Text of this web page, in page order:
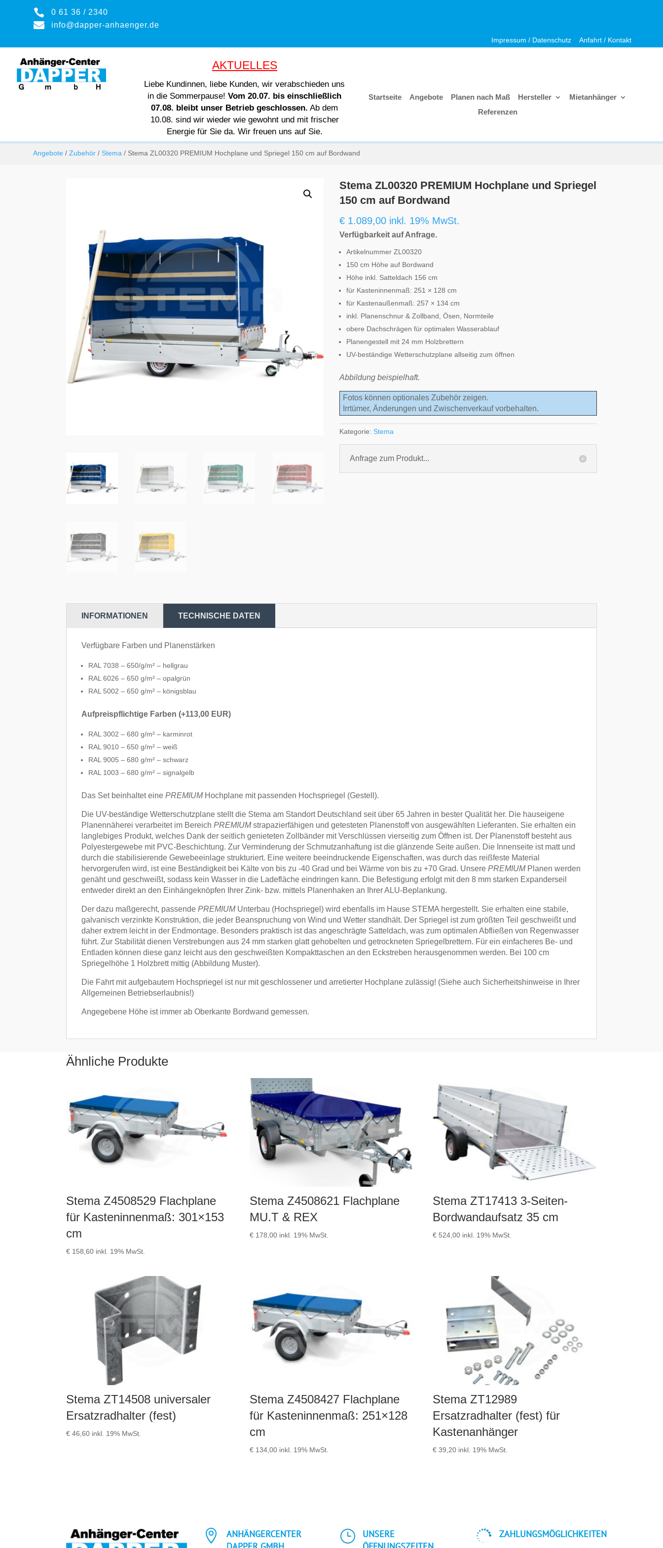
 0 61 36 / 2340
 info@dapper-anhaenger.de
Impressum / Datenschutz Anfahrt / Kontakt
AKTUELLES
Liebe Kundinnen, liebe Kunden, wir verabschieden uns
in die Sommerpause!Vom 20.07. bis einschließlich
07.08. bleibt unser Betrieb geschlossen. Ab dem
10.08. sind wir wieder wie gewohnt und mit frischer
Energie für Sie da. Wir freuen uns auf Sie.
Startseite Angebote Planen nach Maß Hersteller
Mietanhänger
Referenzen
Angebote /Zubehör /Stema / Stema ZL00320 PREMIUM Hochplane und Spriegel 150 cm auf Bordwand
Stema ZL00320 PREMIUM Hochplane und Spriegel
150 cm auf Bordwand
€ 1.089,00 inkl. 19% MwSt.
Verfügbarkeit auf Anfrage.
Artikelnummer ZL00320
150 cm Höhe auf Bordwand
Höhe inkl. Satteldach 156 cm
für Kasteninnenmaß: 251 × 128 cm
für Kastenaußenmaß: 257 × 134 cm
inkl. Planenschnur & Zollband, Ösen, Normteile
obere Dachschrägen für optimalen Wasserablauf
Planengestell mit 24 mm Holzbrettern
UV-beständige Wetterschutzplane allseitig zum öffnen
Abbildung beispielhaft.
Fotos können optionales Zubehör zeigen.
Irrtümer, Änderungen und Zwischenverkauf vorbehalten.
Kategorie:Stema
Anfrage zum Produkt...
INFORMATIONEN TECHNISCHE DATEN
Verfügbare Farben und Planenstärken
RAL 7038 – 650/g/m² – hellgrau
RAL 6026 – 650 g/m² – opalgrün
RAL 5002 – 650 g/m² – königsblau
Aufpreispflichtige Farben (+113,00 EUR)
RAL 3002 – 680 g/m² – karminrot
RAL 9010 – 650 g/m² – weiß
RAL 9005 – 680 g/m² – schwarz
RAL 1003 – 680 g/m² – signalgelb
Das Set beinhaltet einePREMIUM Hochplane mit passenden Hochspriegel (Gestell).
Die UV-beständige Wetterschutzplane stellt die Stema am Standort Deutschland seit über 65 Jahren in bester Qualität her. Die hauseigene
Planennäherei verarbeitet im BereichPREMIUMstrapazierfähigen und getesteten Planenstoff von ausgewählten Lieferanten. Sie erhalten ein
langlebiges Produkt, welches Dank der seitlich genieteten Zollbänder mit Verschlüssen vierseitig zum Öffnen ist. Der Planenstoff besteht aus
Polyestergewebe mit PVC-Beschichtung. Zur Verminderung der Schmutzanhaftung ist die glänzende Seite außen. Die Innenseite ist matt und
durch die stabilisierende Gewebeeinlage strukturiert. Eine weitere beeindruckende Eigenschaften, was durch das reißfeste Material
hervorgerufen wird, ist eine Beständigkeit bei Kälte von bis zu -40 Grad und bei Wärme von bis zu +70 Grad. UnserePREMIUM Planen werden
genäht und geschweißt, sodass kein Wasser in die Ladefläche eindringen kann. Die Befestigung erfolgt mit den 8 mm starken Expanderseil
entweder direkt an den Einhängeknöpfen Ihrer Zink- bzw. mittels Planenhaken an Ihrer ALU-Beplankung.
Der dazu maßgerecht, passendePREMIUM Unterbau (Hochspriegel) wird ebenfalls im Hause STEMA hergestellt. Sie erhalten eine stabile,
galvanisch verzinkte Konstruktion, die jeder Beanspruchung von Wind und Wetter standhält. Der Spriegel ist zum größten Teil geschweißt und
daher extrem leicht in der Endmontage. Besonders praktisch ist das angeschrägte Satteldach, was zum optimalen Abfließen von Regenwasser
führt. Zur Stabilität dienen Verstrebungen aus 24 mm starken glatt gehobelten und getrockneten Spriegelbrettern. Für ein einfacheres Be- und
Entladen können diese ganz leicht aus den geschweißten Kompakttaschen an den Eckstreben herausgenommen werden. Bei 100 cm
Spriegelhöhe 1 Holzbrett mittig (Abbildung Muster).
Die Fahrt mit aufgebautem Hochspriegel ist nur mit geschlossener und arretierter Hochplane zulässig! (Siehe auch Sicherheitshinweise in Ihrer
Allgemeinen Betriebserlaubnis!)
Angegebene Höhe ist immer ab Oberkante Bordwand gemessen.
Ähnliche Produkte
Stema Z4508529 Flachplane
für Kasteninnenmaß: 301×153
cm
€ 158,60 inkl. 19% MwSt.
Stema Z4508621 Flachplane
MU.T & REX
€178,00 inkl. 19% MwSt.
Stema ZT17413 3-Seiten-
Bordwandaufsatz 35 cm
€ 524,00 inkl. 19% MwSt.
Stema ZT14508 universaler
Ersatzradhalter (fest)
€ 46,60 inkl. 19% MwSt.
Stema Z4508427 Flachplane
für Kasteninnenmaß: 251×128
cm
€134,00 inkl. 19% MwSt.
Stema ZT12989
Ersatzradhalter (fest) für
Kastenanhänger
€ 39,20 inkl. 19% MwSt.

ANHÄNGERCENTER
}
UNSERE
 ZAHLUNGSMÖGLICHKEITEN